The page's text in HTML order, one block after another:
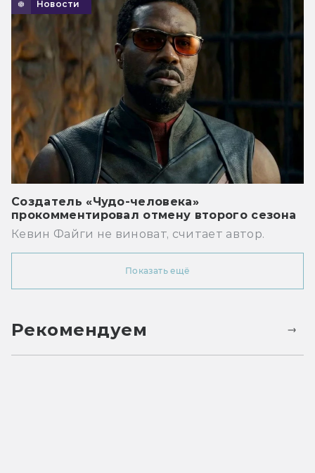
Новости
Создатель «Чудо-человека»
прокомментировал отмену второго сезона
Кевин Файги не виноват, считает автор.
Показать ещё
Рекомендуем